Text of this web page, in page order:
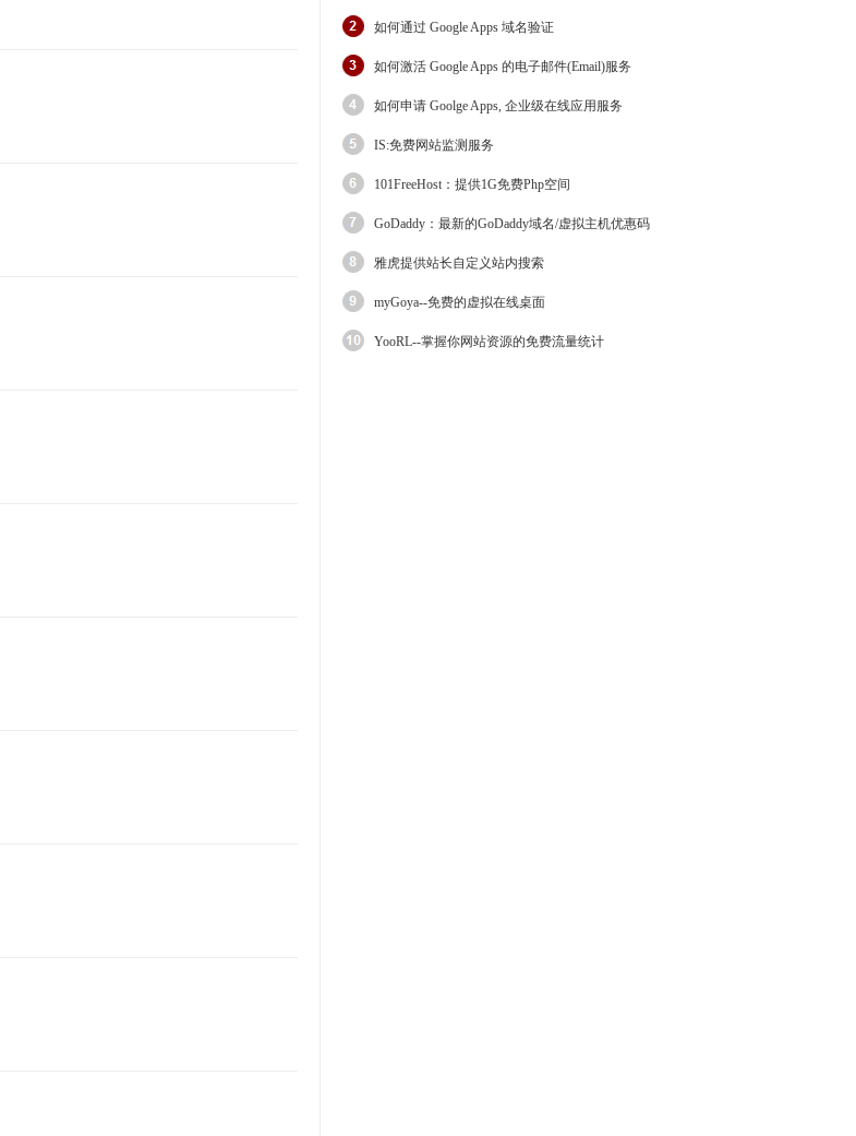
如何通过 Google Apps 域名验证
如何激活 Google Apps 的电子邮件(Email)服务
如何申请 Goolge Apps, 企业级在线应用服务
IS:免费网站监测服务
101FreeHost：提供1G免费Php空间
GoDaddy：最新的GoDaddy域名/虚拟主机优惠码
雅虎提供站长自定义站内搜索
myGoya--免费的虚拟在线桌面
YooRL--掌握你网站资源的免费流量统计